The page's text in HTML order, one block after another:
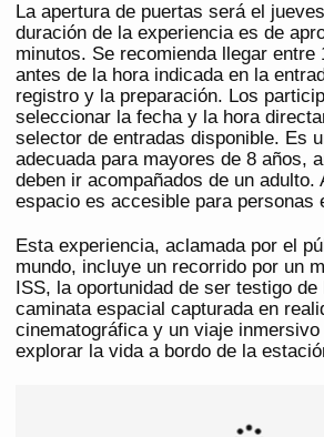
La apertura de puertas será el
duración de la experiencia es de
minutos. Se recomienda llegar entre
antes de la hora indicada en la
registro y la preparación. Los
seleccionar la fecha y la hora
selector de entradas disponible. Es
adecuada para mayores de 8 años,
deben ir acompañados de un adulto.
espacio es accesible para personas
Esta experiencia, aclamada por el
mundo, incluye un recorrido por un
ISS, la oportunidad de ser testigo de
caminata espacial capturada en
cinematográfica y un viaje
explorar la vida a bordo de la